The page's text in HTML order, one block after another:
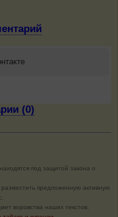
(0)
под защитой закона о
предложенную активную
воровства наших текстов.